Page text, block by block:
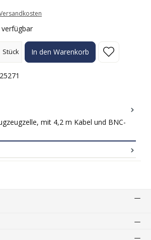
den gewünschten Wert ein oder benutze die
Stück In den Warenkorb
25271
mit 4,2 m Kabel und BNC-